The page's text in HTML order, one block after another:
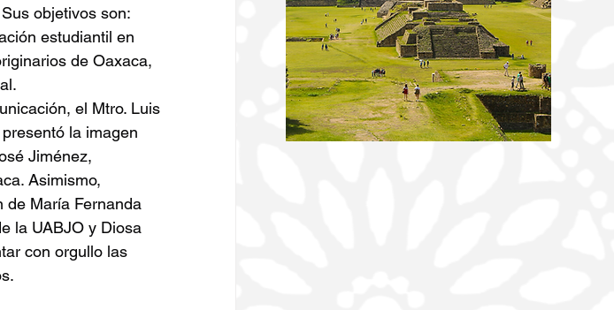
objetivos son:
estudiantil en
de Oaxaca,
el Mtro. Luis
la imagen
Jiménez,
Asimismo,
de María Fernanda
la UABJO y Diosa
con orgullo las